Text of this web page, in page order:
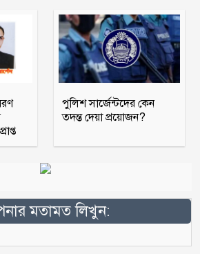
পুলিশ সার্জেন্টদের কেন
তদন্ত দেয়া প্রয়োজন?
মতামত লিখুন: